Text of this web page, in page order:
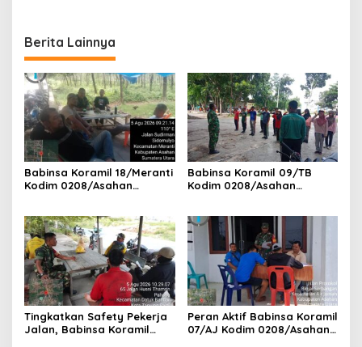
Terwujud
Berita Lainnya
Babinsa Koramil 18/Meranti
Kodim 0208/Asahan
Masyarakat Binaan
Babinsa Koramil 09/TB
Kodim 0208/Asahan
Siswa-siswi MAN1 Kota
Tanjung Balai
Tingkatkan Safety Pekerja
Jalan, Babinsa Koramil
Peran Aktif Babinsa Koramil
07/AJ Kodim 0208/Asahan